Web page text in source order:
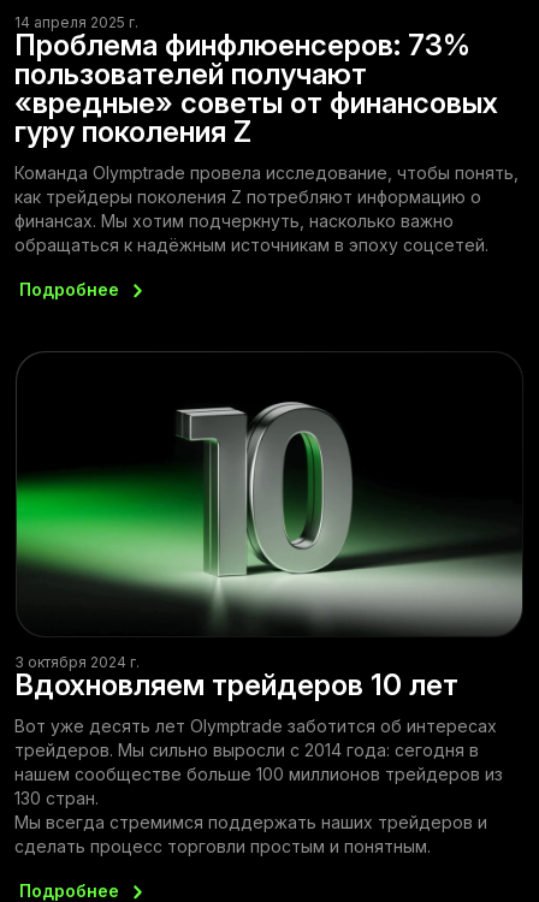
14 апреля 2025 г.
Проблема финфлюенсеров: 73%
пользователей получают
«вредные» советы от финансовых
гуру поколения Z
Команда Olymptrade провела исследование, чтобы понять,
как трейдеры поколения Z потребляют информацию о
финансах. Мы хотим подчеркнуть, насколько важно
обращаться к надёжным источникам в эпоху соцсетей.
Подробнее
3 октября 2024 г.
Вдохновляем трейдеров 10 лет
Вот уже десять лет Olymptrade заботится об интересах
трейдеров. Мы сильно выросли с 2014 года: сегодня в
нашем сообществе больше 100 миллионов трейдеров из
130 стран.
Мы всегда стремимся поддержать наших трейдеров и
сделать процесс торговли простым и понятным.
Подробнее